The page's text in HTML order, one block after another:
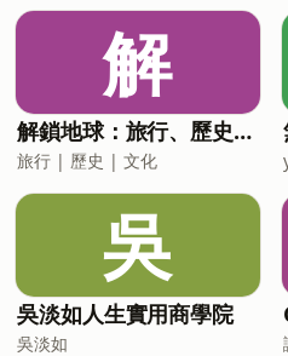
解
解鎖地球：旅行、歷史、文化
旅行 | 歷史 | 文化
吳
吳淡如人生實用商學院
吳淡如